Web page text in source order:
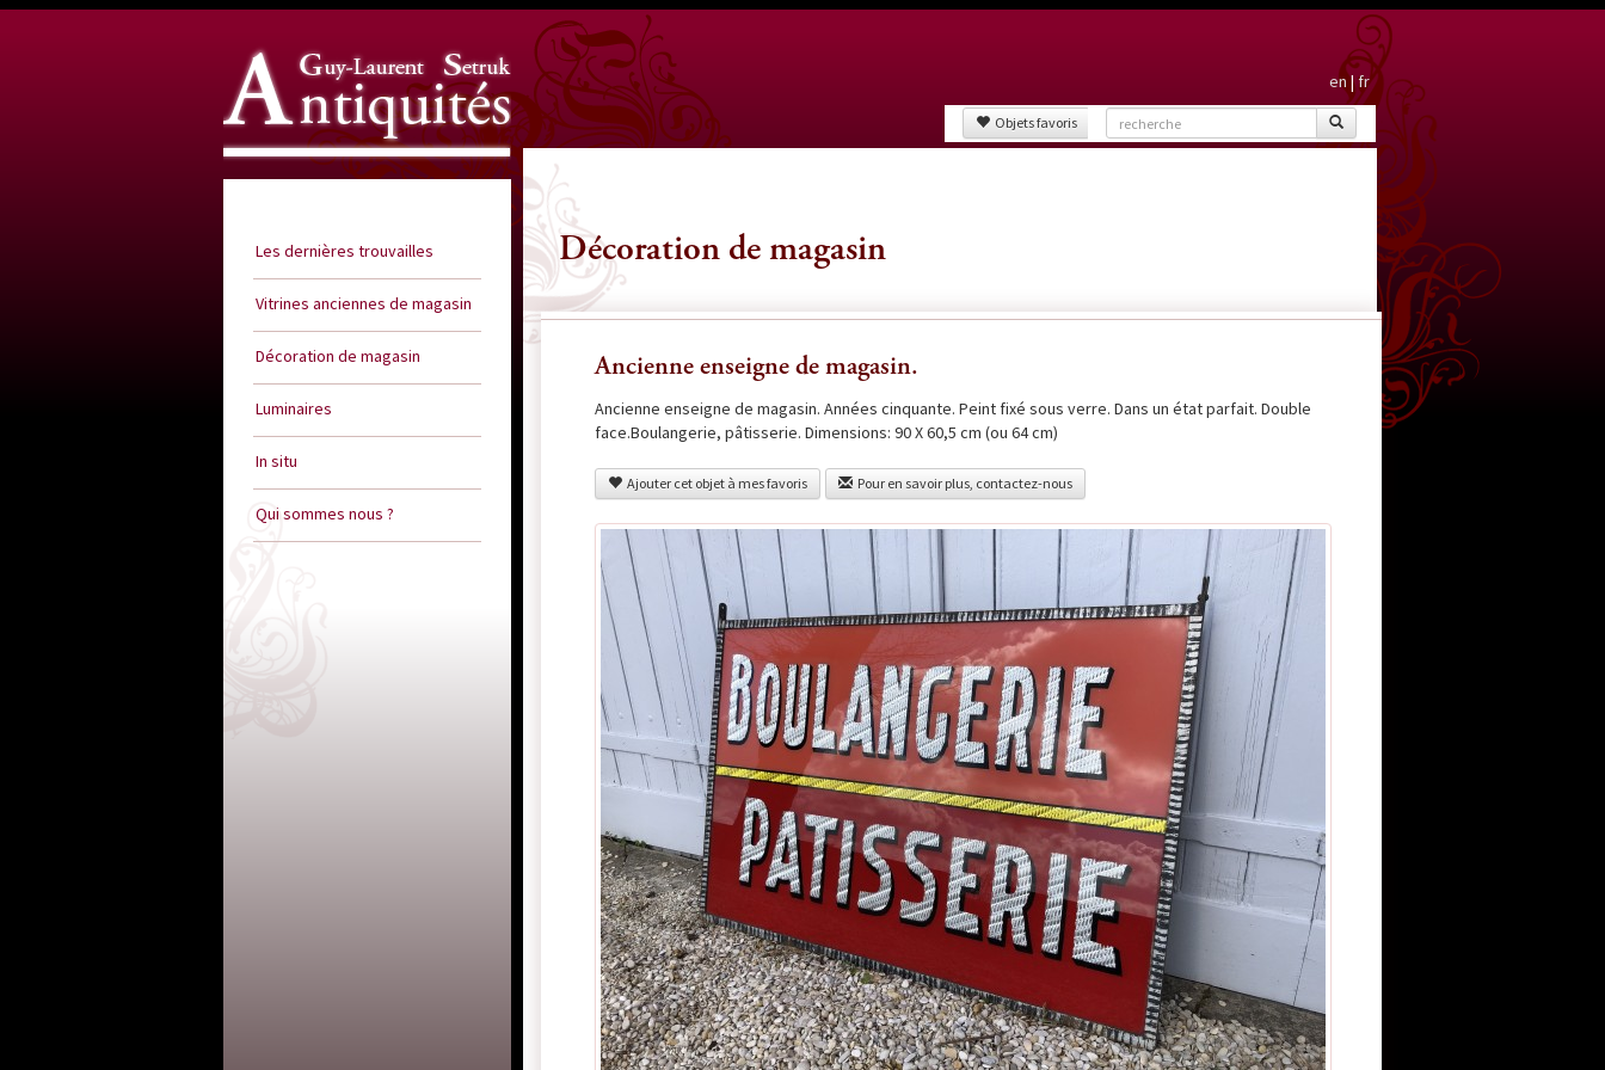
Les dernières trouvailles
Vitrines anciennes de magasin
Décoration de magasin
Luminaires
In situ
Qui sommes nous ?
en|fr
Objets favoris
Décoration de magasin
Ancienne enseigne de magasin.
Ancienne enseigne de magasin. Années cinquante. Peint fixé sous verre. Dans un état parfait. Double
face.Boulangerie, pâtisserie. Dimensions: 90 X 60,5 cm (ou 64 cm)
Ajouter cet objet à mes favoris Pour en savoir plus, contactez-nous